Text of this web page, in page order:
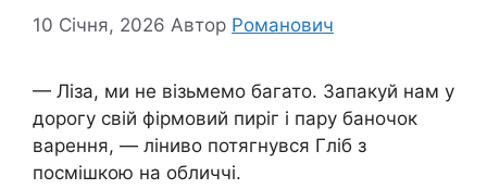
10 Січня, 2026 Автор Романович
— Ліза, ми не візьмемо багато. Запакуй нам у
дорогу свій фірмовий пиріг і пару баночок
варення, — ліниво потягнувся Гліб з
посмішкою на обличчі.